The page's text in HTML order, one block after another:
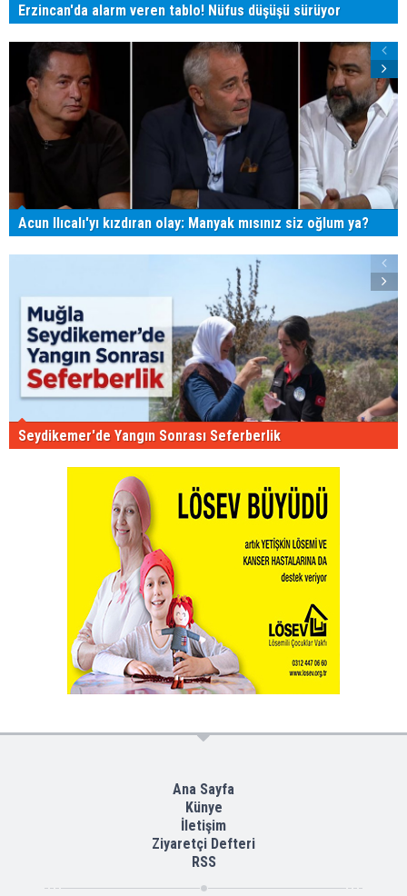
Erzincan'da alarm veren tablo! Nüfus düşüşü sürüyor
Acun Ilıcalı'yı kızdıran olay: Manyak mısınız siz oğlum ya?
Seydikemer'de Yangın Sonrası Seferberlik
Ana Sayfa
Künye
İletişim
Ziyaretçi Defteri
RSS